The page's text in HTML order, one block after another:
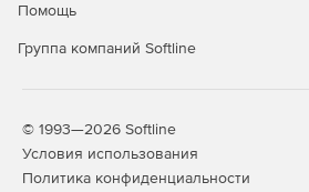
Помощь
Группа компаний Softline
© 1993—2026 Softline
Условия использования
Политика конфиденциальности